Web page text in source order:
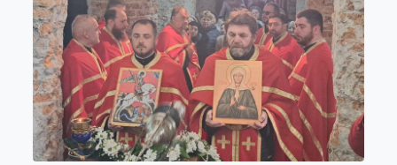
o
k
g
e
r
I
n
p
p